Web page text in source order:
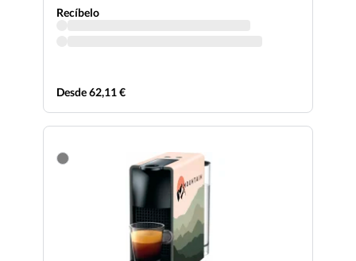
Recíbelo
Desde 62,11 €